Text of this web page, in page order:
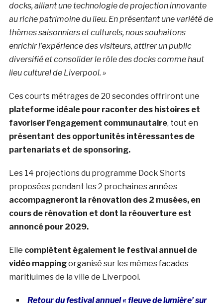
docks, alliant une technologie de projection innovante
au riche patrimoine du lieu. En présentant une variété de
thèmes saisonniers et culturels, nous souhaitons
enrichir l’expérience des visiteurs, attirer un public
diversifié et consolider le rôle des docks comme haut
lieu culturel de Liverpool. »
Ces courts métrages de 20 secondes offriront une
plateforme idéale pour raconter des histoires et
favoriser l’engagement communautaire, tout en
présentant des opportunités intéressantes de
partenariats et de sponsoring.
Les 14 projections du programme Dock Shorts
proposées pendant les 2 prochaines années
accompagneront la rénovation des 2 musées, en
cours de rénovation et dont la réouverture est
annoncé pour 2029.
Elle complètent également le festival annuel de
vidéo mappingorganisé sur les mêmes facades
maritiuimes de la ville de Liverpool.
Retour du festival annuel « fleuve de lumière’ sur